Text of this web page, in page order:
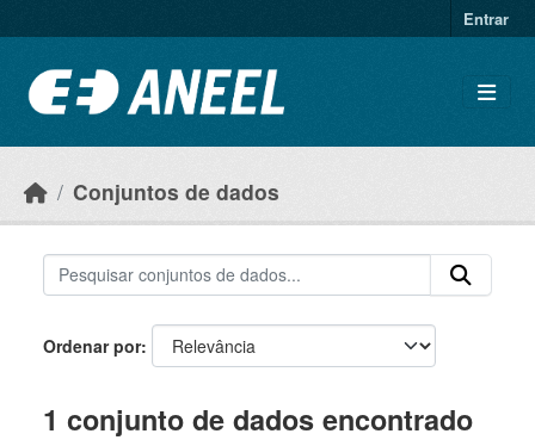
Entrar
Conjuntos de dados
Ordenar por
1 conjunto de dados encontrado